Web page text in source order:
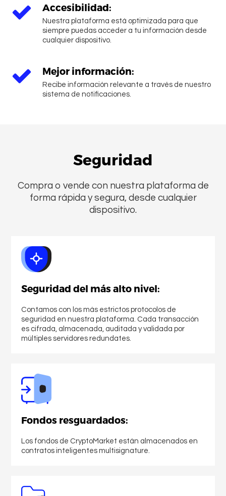
Comprar
Criptomonedas
Accesibilidad:
Nuestra plataforma está optimizada para que
siempre puedas acceder a tu información desde
cualquier dispositivo.
Mejor información:
Recibe información relevante a través de nuestro
sistema de notificaciones.
Seguridad
Compra o vende con nuestra plataforma de
forma rápida y segura, desde cualquier
dispositivo.
Seguridad del más alto nivel:
Contamos con los más estrictos protocolos de
seguridad en nuestra plataforma. Cada transacción
es cifrada, almacenada, auditada y validada por
múltiples servidores redundates.
Fondos resguardados:
Los fondos de CryptoMarket están almacenados en
contratos inteligentes multisignature.